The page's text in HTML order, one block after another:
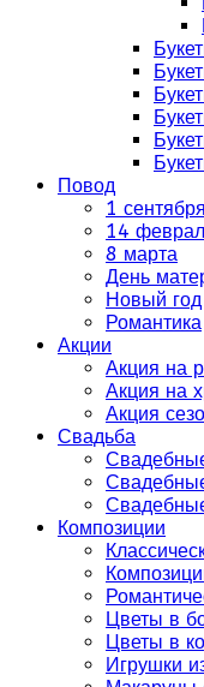
Повод
1 сентября
14
8 марта
День
Новый год
Романтика
Акции
Акция на
Акция на
Акция
Свадьба
Композиции
Цветы в
Цветы в
Игрушки